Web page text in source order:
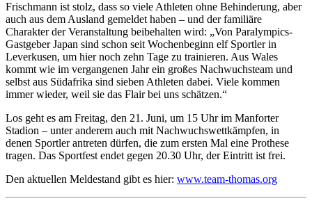
Frischmann ist stolz, dass so viele Athleten ohne Behinderung, aber
auch aus dem Ausland gemeldet haben – und der familiäre
Charakter der Veranstaltung beibehalten wird: „Von Paralympics-
Gastgeber Japan sind schon seit Wochenbeginn elf Sportler in
Leverkusen, um hier noch zehn Tage zu trainieren. Aus Wales
kommt wie im vergangenen Jahr ein großes Nachwuchsteam und
selbst aus Südafrika sind sieben Athleten dabei. Viele kommen
immer wieder, weil sie das Flair bei uns schätzen.“
Los geht es am Freitag, den 21. Juni, um 15 Uhr im Manforter
Stadion – unter anderem auch mit Nachwuchswettkämpfen, in
denen Sportler antreten dürfen, die zum ersten Mal eine Prothese
tragen. Das Sportfest endet gegen 20.30 Uhr, der Eintritt ist frei.
Den aktuellen Meldestand gibt es hier: www.team-thomas.org